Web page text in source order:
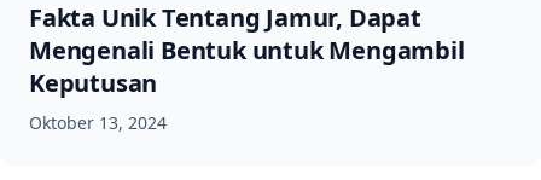
Fakta Unik Tentang Jamur, Dapat
Mengenali Bentuk untuk Mengambil
Keputusan
Oktober 13, 2024